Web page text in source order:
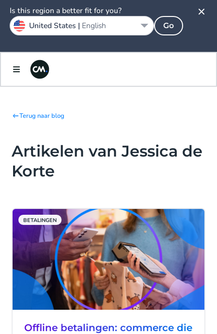
Terug naar blog
Artikelen van Jessica de
Korte
BETALINGEN
Offline betalingen: commerce die
Is this region a better fit for you?
United States | English Go